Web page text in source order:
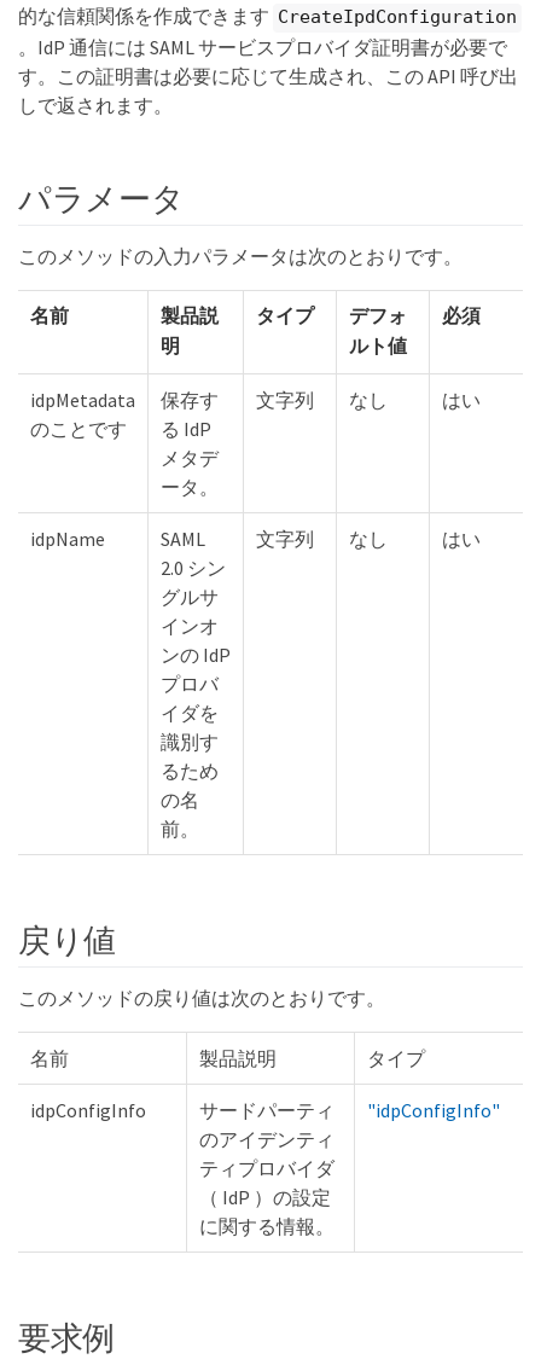
的な信頼関係を作成できます CreateIpdConfiguration
。IdP 通信には SAML サービスプロバイダ証明書が必要で
す。この証明書は必要に応じて生成され、この API 呼び出
しで返されます。
パラメータ
このメソッドの入力パラメータは次のとおりです。
名前
製品説
明
タイプ
デフォ
ルト値
必須
idpMetadata
のことです
保存す
る IdP
メタデ
ータ。
文字列 なし はい
idpName
SAML
2.0 シン
グルサ
インオ
ンの IdP
プロバ
イダを
識別す
るため
の名
前。
文字列 なし はい
戻り値
このメソッドの戻り値は次のとおりです。
名前 製品説明 タイプ
idpConfigInfo
サードパーティ
のアイデンティ
ティプロバイダ
（ IdP ）の設定
に関する情報。
"idpConfigInfo"
要求例